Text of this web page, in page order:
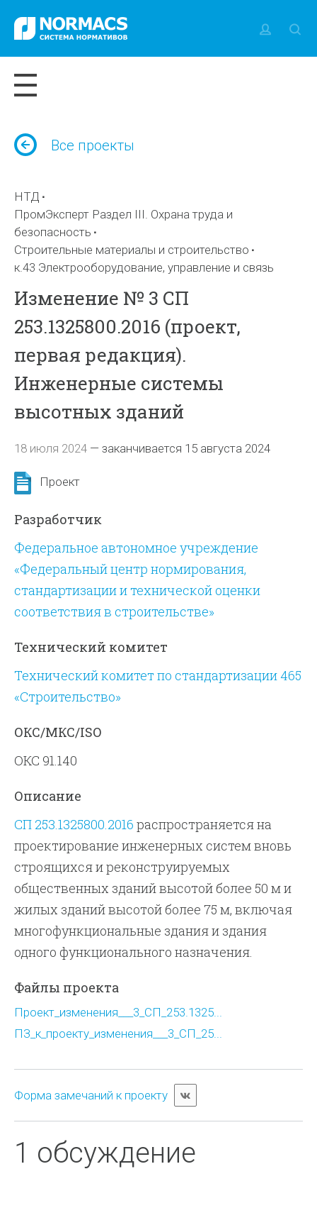
Все проекты
НТД
ПромЭксперт Раздел III. Охрана труда и
безопасность
Строительные материалы и строительство
к.43 Электрооборудование, управление и связь
Изменение № 3 СП
253.1325800.2016 (проект,
первая редакция).
Инженерные системы
высотных зданий
18 июля 2024 —заканчивается 15 августа 2024
Проект
Разработчик
Федеральное автономное учреждение
«Федеральный центр нормирования,
стандартизации и технической оценки
соответствия в строительстве»
Технический комитет
Технический комитет по стандартизации 465
«Строительство»
ОКС/МКС/ISO
ОКС 91.140
Описание
СП 253.1325800.2016 распространяется на
проектирование инженерных систем вновь
строящихся и реконструируемых
общественных зданий высотой более 50 м и
жилых зданий высотой более 75 м, включая
многофункциональные здания и здания
одного функционального назначения.
Файлы проекта
Проект_изменения___3_СП_253.1325...
ПЗ_к_проекту_изменения___3_СП_25...
Форма замечаний к проекту
1 обсуждение